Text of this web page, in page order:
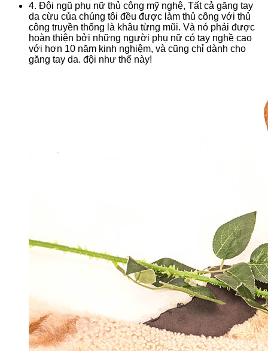
4. Đội ngũ phụ nữ thủ công mỹ nghệ, Tất cả găng tay
da cừu của chúng tôi đều được làm thủ công với thủ
công truyền thống là khâu từng mũi. Và nó phải được
hoàn thiện bởi những người phụ nữ có tay nghề cao
với hơn 10 năm kinh nghiệm, và cũng chỉ dành cho
găng tay da. đội như thế này!